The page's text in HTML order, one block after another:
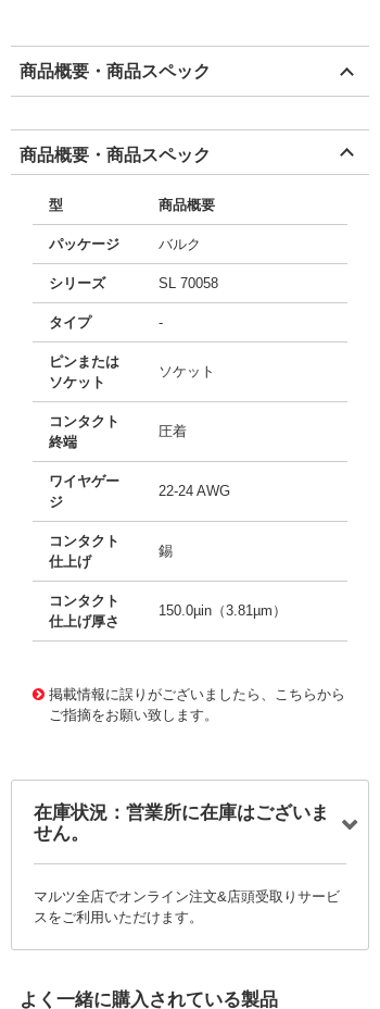
商品概要・商品スペック
商品概要・商品スペック
型 商品概要
パッケージ バルク
シリーズ SL 70058
タイプ -
ピンまたは
ソケット
ソケット
コンタクト
終端
圧着
ワイヤゲー
ジ
22-24 AWG
コンタクト
仕上げ
錫
コンタクト
仕上げ厚さ
150.0µin（3.81µm）
掲載情報に誤りがございましたら、こちらから
ご指摘をお願い致します。
在庫状況：営業所に在庫はございま
せん。
マルツ全店でオンライン注文&店頭受取りサービ
スをご利用いただけます。
よく一緒に購入されている製品